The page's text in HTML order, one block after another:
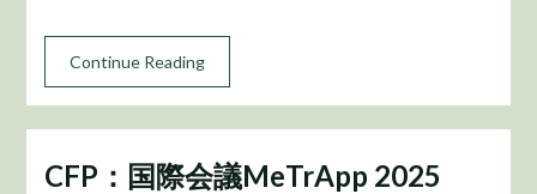
Continue Reading
CFP：国際会議MeTrApp 2025